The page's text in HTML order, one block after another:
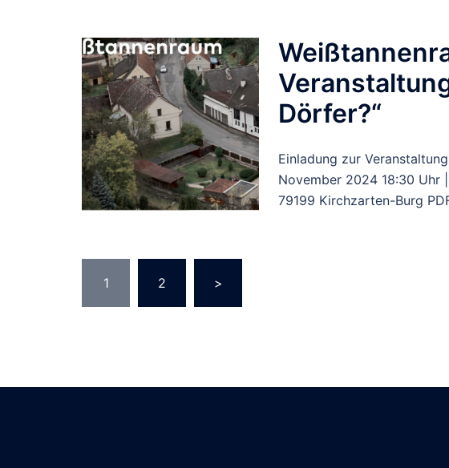
Dörfer?“
Einladung zur
November 2024 18:30 Uhr
79199 Kirchzarten-Burg
Seitennummerierung
1 2 >